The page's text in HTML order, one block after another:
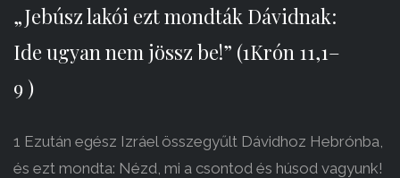
„Jebúsz lakói ezt mondták Dávidnak:
Ide ugyan nem jössz be!” (1Krón 11,1–
9 )
1 Ezután egész Izráel összegyűlt Dávidhoz Hebrónba,
és ezt mondta: Nézd, mi a csontod és húsod vagyunk!